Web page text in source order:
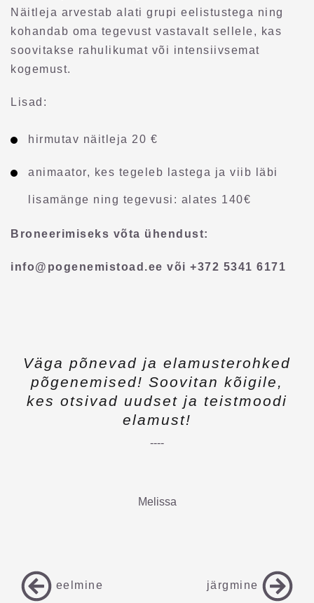
Näitleja arvestab alati grupi eelistustega ning
kohandab oma tegevust vastavalt sellele, kas
soovitakse rahulikumat või intensiivsemat
kogemust.
Lisad:
hirmutav näitleja 20 €
animaator, kes tegeleb lastega ja viib läbi
lisamänge ning tegevusi: alates 140€
Broneerimiseks võta ühendust:
info@pogenemistoad.ee või +372 5341 6171
Väga põnevad ja elamusterohked
põgenemised! Soovitan kõigile,
kes otsivad uudset ja teistmoodi
elamust!
----
Melissa
eelmine järgmine